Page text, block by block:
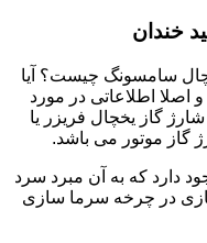
خندان
سامسونگ چیست؟ آیا
و اصلا اطلاعاتی در مورد
گاز یخچال فریزر یا
دارد که به آن مبرد سرد
در چرخه سرما سازی